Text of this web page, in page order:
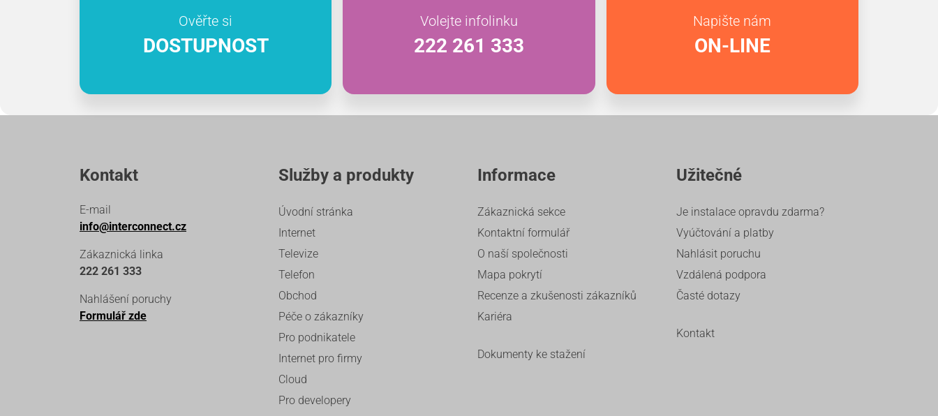
Ověřte si
DOSTUPNOST
Volejte infolinku
222 261 333
Napište nám
ON-LINE
Kontakt
E-mail
info@interconnect.cz
Zákaznická linka
222 261 333
Nahlášení poruchy
Formulář zde
Služby a produkty
Úvodní stránka
Internet
Televize
Telefon
Obchod
Péče o zákazníky
Pro podnikatele
Internet pro firmy
Cloud
Pro developery
Informace
Zákaznická sekce
Kontaktní formulář
O naší společnosti
Mapa pokrytí
Recenze a zkušenosti zákazníků
Kariéra
Dokumenty ke stažení
Užitečné
Je instalace opravdu zdarma?
Vyúčtování a platby
Nahlásit poruchu
Vzdálená podpora
Časté dotazy
Kontakt